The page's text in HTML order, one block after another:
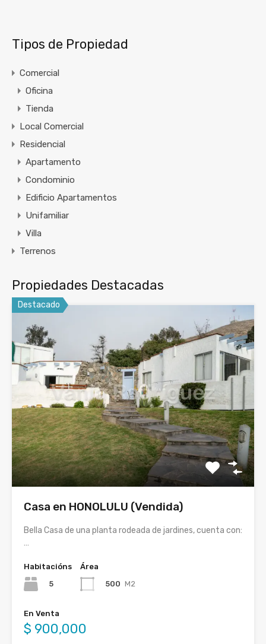
Tipos de Propiedad
Comercial
Oficina
Tienda
Local Comercial
Residencial
Apartamento
Condominio
Edificio Apartamentos
Unifamiliar
Villa
Terrenos
Propiedades Destacadas
Destacado
Casa en HONOLULU (Vendida)
Bella Casa de una planta rodeada de jardines, cuenta con:
…
Habitacións
5
Área
500 M2
En Venta
$ 900,000